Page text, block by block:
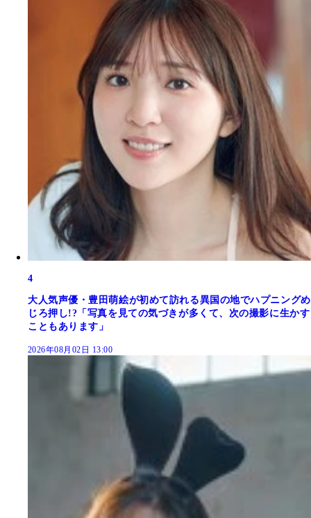
4
大人気声優・豊田萌絵が初めて訪れる異国の地でハプニングめ
じろ押し!?「写真を見ての気づきが多くて、次の撮影に生かす
こともあります」
2026年08月02日 13:00